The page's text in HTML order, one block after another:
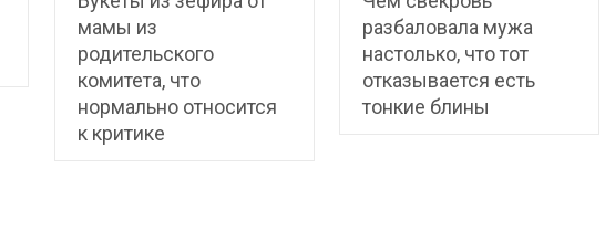
мамы из
родительского
комитета, что
нормально относится
к критике
разбаловала мужа
настолько, что тот
отказывается есть
тонкие блины